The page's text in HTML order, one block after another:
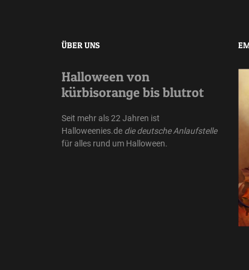
ÜBER UNS
Halloween von
kürbisorange bis blutrot
Seit mehr als 22 Jahren ist
Halloweenies.de die deutsche Anlaufstelle
für alles rund um Halloween.